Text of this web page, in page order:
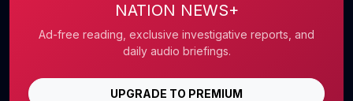
NATION NEWS+
Ad-free reading, exclusive investigative reports, and
daily audio briefings.
UPGRADE TO PREMIUM